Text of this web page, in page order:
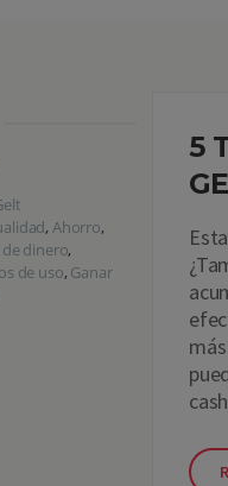
5
, Ahorro,
de dinero,
de uso, Ganar